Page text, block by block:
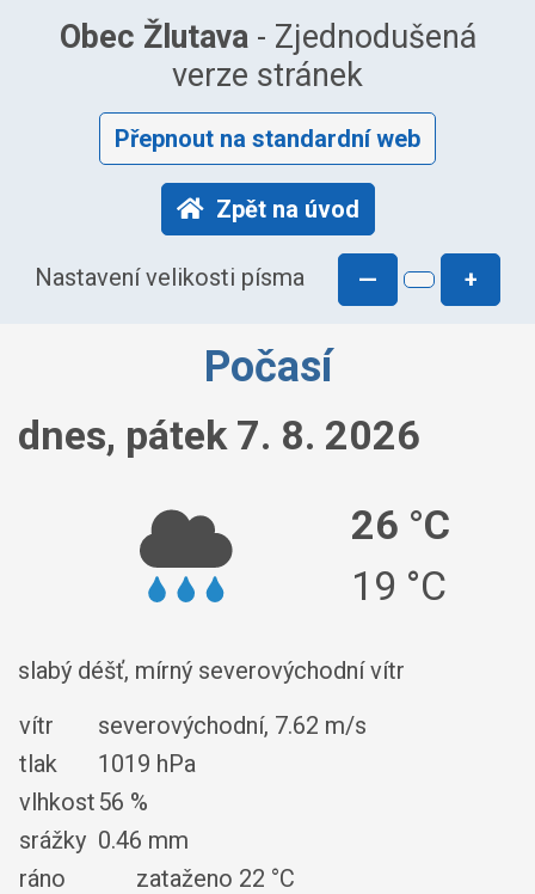
Obec Žlutava- Zjednodušená
verze stránek
Přepnout na standardní web
Zpět na úvod
Nastavení velikosti písma — +
Počasí
dnes, pátek 7. 8. 2026
26 °C
19 °C
slabý déšť, mírný severovýchodní vítr
vítr
severovýchodní, 7.62 m/s
tlak
1019 hPa
vlhkost 56 %
srážky 0.46 mm
ráno
zataženo 22 °C